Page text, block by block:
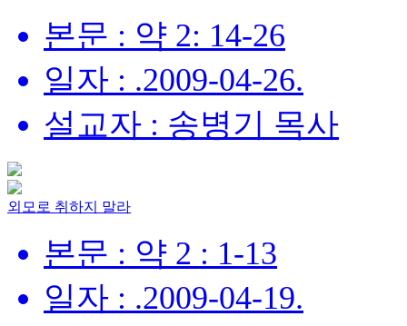
본문 : 약 2: 14-26
일자 : .2009-04-26.
설교자 : 송병기 목사
외모로 취하지 말라
본문 : 약 2 : 1-13
일자 : .2009-04-19.